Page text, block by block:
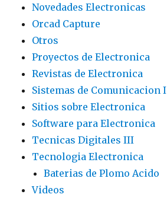
Novedades Electronicas
Orcad Capture
Otros
Proyectos de Electronica
Revistas de Electronica
Sistemas de Comunicacion I
Sitios sobre Electronica
Software para Electronica
Tecnicas Digitales III
Tecnologia Electronica
Baterias de Plomo Acido
Videos